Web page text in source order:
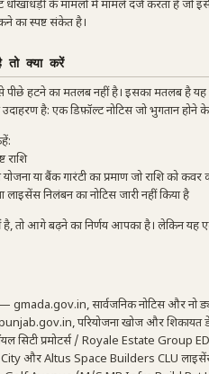
के मामलों में मामले दर्ज करता है जो
का स्पष्ट संकेत है।
तो क्या करें
पीछे हटने का मतलब नहीं है। इसका मतलब है
है: एक डिफ़ॉल्ट नोटिस जो भुगतान होने के
राशि
या बैंक गारंटी का प्रमाण जो राशि को कवर
लाइसेंस निलंबन का नोटिस जारी नहीं किया है
तो आगे बढ़ने का निर्णय आपका है। लेकिन यह
gmada.gov.in, सार्वजनिक नोटिस और नो ड्यूज
परियोजना खोज और शिकायत
सिटी प्रमोटर्स / Royale Estate Group
और Altus Space Builders CLU